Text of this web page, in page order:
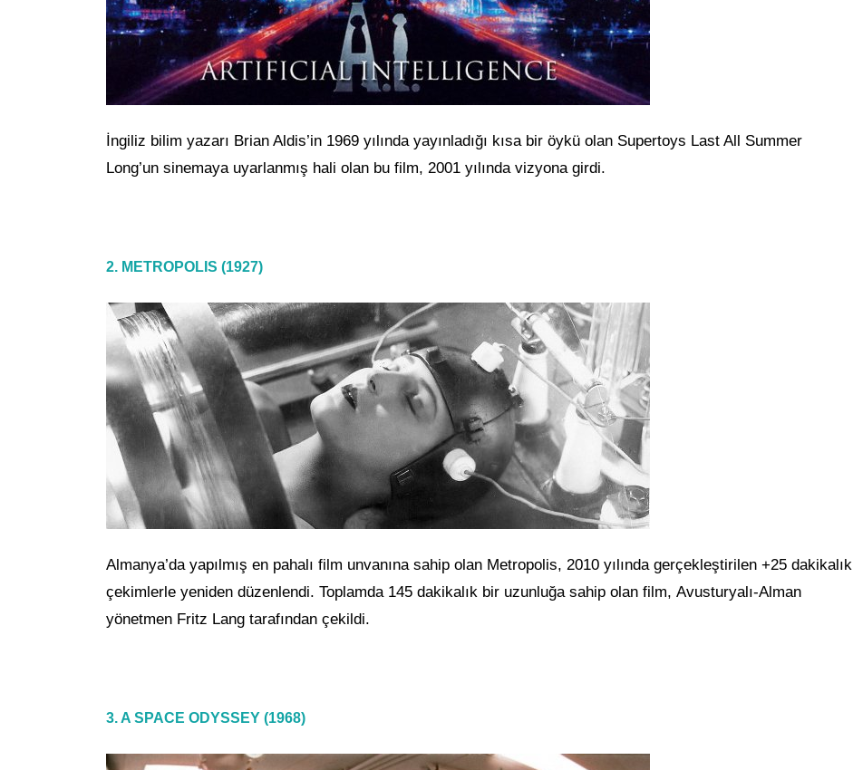
İngiliz bilim yazarı Brian Aldis’in 1969 yılında yayınladığı kısa bir öykü olan Supertoys Last All Summer
Long’un sinemaya uyarlanmış hali olan bu film, 2001 yılında vizyona girdi.
2. METROPOLIS (1927)
Almanya’da yapılmış en pahalı film unvanına sahip olan Metropolis, 2010 yılında gerçekleştirilen +25 dakikalık
çekimlerle yeniden düzenlendi. Toplamda 145 dakikalık bir uzunluğa sahip olan film, Avusturyalı-Alman
yönetmen Fritz Lang tarafından çekildi.
3. A SPACE ODYSSEY (1968)